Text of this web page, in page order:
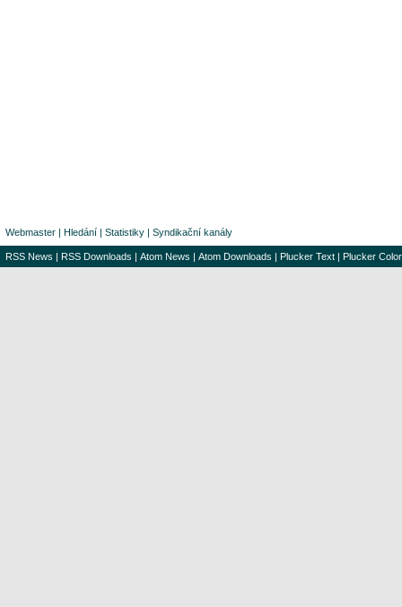
Webmaster | Hledání | Statistiky | Syndikační kanály
RSS News | RSS Downloads | Atom News | Atom Downloads | Plucker Text | Plucker Color